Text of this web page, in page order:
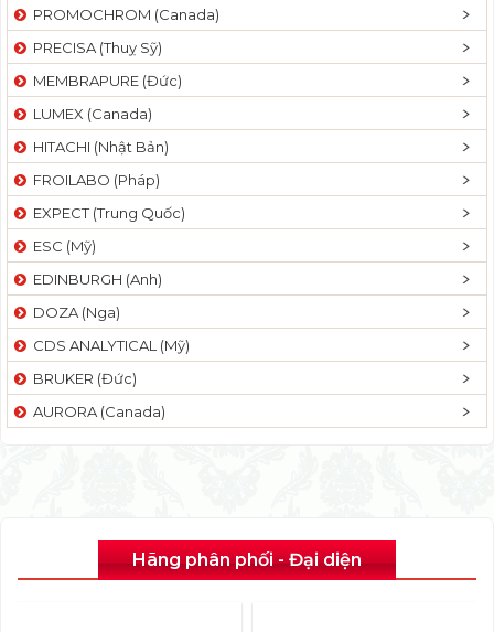
PROMOCHROM (Canada)
PRECISA (Thuỵ Sỹ)
MEMBRAPURE (Đức)
LUMEX (Canada)
HITACHI (Nhật Bản)
FROILABO (Pháp)
EXPECT (Trung Quốc)
ESC (Mỹ)
EDINBURGH (Anh)
DOZA (Nga)
CDS ANALYTICAL (Mỹ)
BRUKER (Đức)
AURORA (Canada)
Hãng phân phối - Đại diện